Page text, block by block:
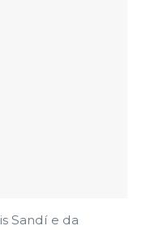
Sandí e da